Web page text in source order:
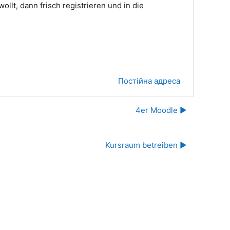
dann frisch registrieren und in die
Постійна адреса
4er Moodle ▶︎
Kursraum betreiben ▶︎